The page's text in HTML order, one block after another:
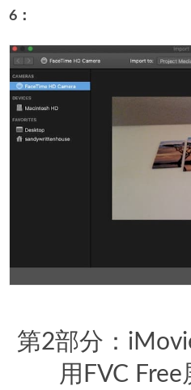
6：
第2部分：
用FVC